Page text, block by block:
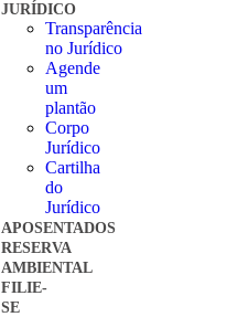
JURÍDICO
Transparência
no Jurídico
Agende
um
plantão
Corpo
Jurídico
Cartilha
do
Jurídico
APOSENTADOS
RESERVA
AMBIENTAL
FILIE-
SE